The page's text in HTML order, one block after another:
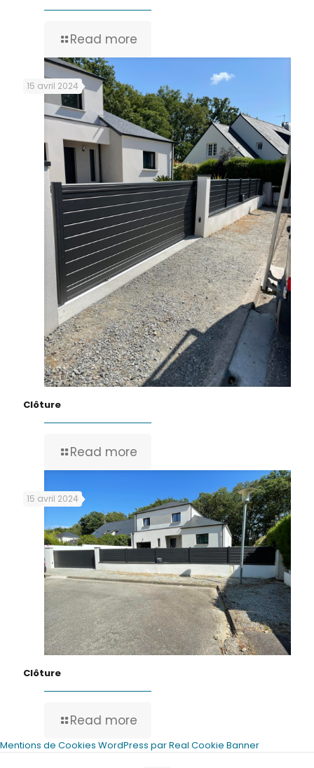
Read more
15 avril 2024
Clôture
Read more
15 avril 2024
Clôture
Read more
Mentions de Cookies WordPress par Real Cookie Banner